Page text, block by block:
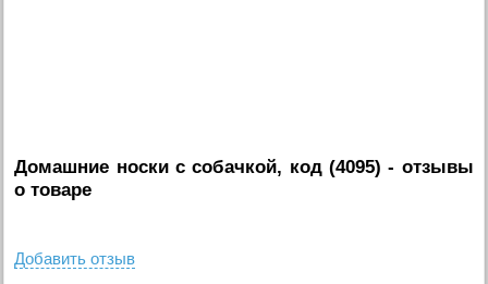
Домашние носки с собачкой, код (4095) - отзывы
о товаре
Добавить отзыв